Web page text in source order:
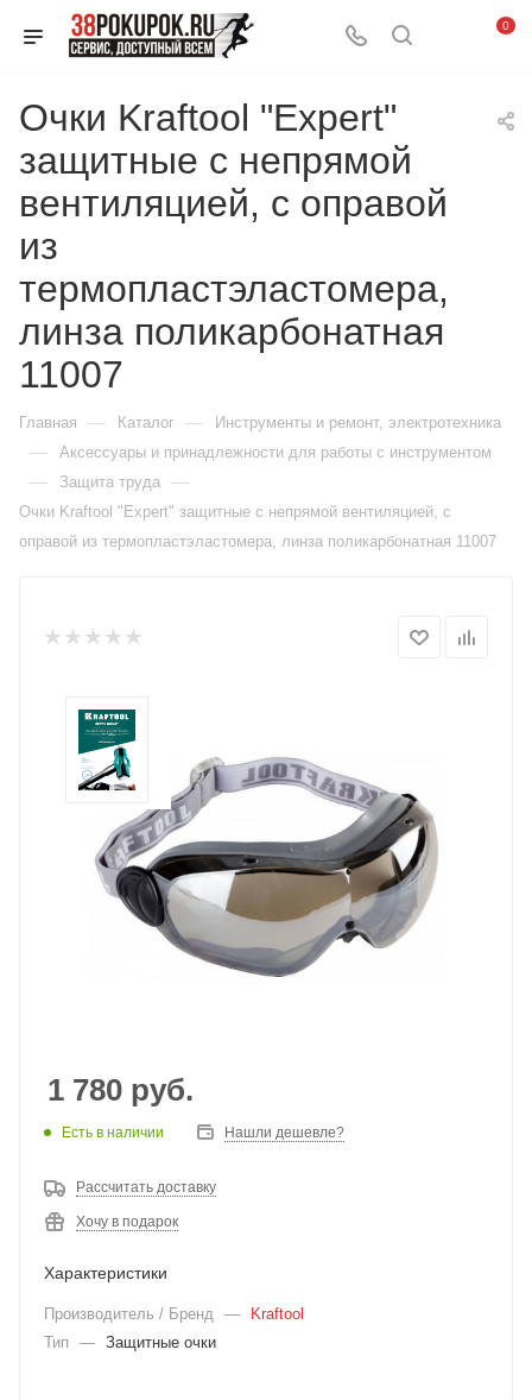
0
Очки Kraftool "Expert"
защитные с непрямой
вентиляцией, с оправой
из
термопластэластомера,
линза поликарбонатная
11007
Главная — Каталог — Инструменты и ремонт, электротехника
— Аксессуары и принадлежности для работы с инструментом
— Защита труда —
Очки Kraftool "Expert" защитные с непрямой вентиляцией, с
оправой из термопластэластомера, линза поликарбонатная 11007
1 780 руб.
Есть в наличии Нашли дешевле?
Рассчитать доставку
Хочу в подарок
Характеристики
Производитель / Бренд —
Kraftool
Тип
— Защитные очки